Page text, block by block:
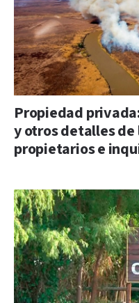
Propiedad
y otros detalles de
propietarios e